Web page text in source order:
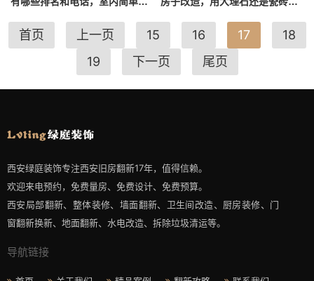
首页 上一页 15 16 17
18
19
下一页 尾页
西安绿庭装饰专注西安旧房翻新17年，值得信赖。
欢迎来电预约，免费量房、免费设计、免费预算。
西安局部翻新、整体装修、墙面翻新、卫生间改造、厨房装修、门
窗翻新换新、地面翻新、水电改造、拆除垃圾清运等。
导航链接